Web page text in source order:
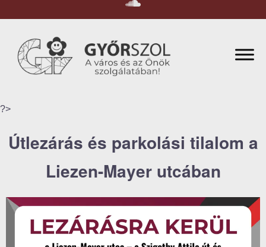
?>
Útlezárás és parkolási tilalom a
Liezen-Mayer utcában